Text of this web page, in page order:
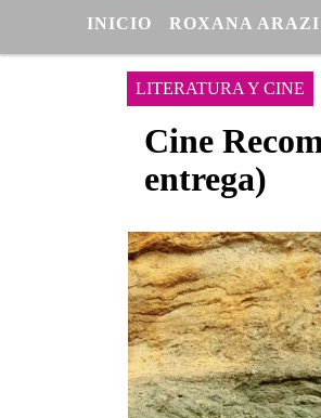
INICIO ROXANA ARAZI
LITERATURA Y CINE
Cine
entrega)